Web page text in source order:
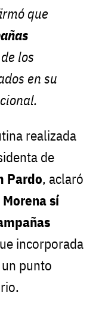
que
los
en su
realizada
de
Pardo, aclaró
sí
incorporada
punto